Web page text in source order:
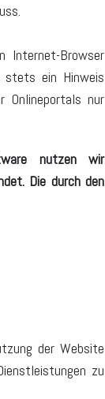
Internet-Browser
stets ein Hinweis
Onlineportals nur
nutzen wir
Die durch den
der Website
zu